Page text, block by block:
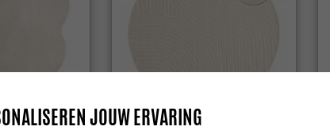
JOUW ERVARING